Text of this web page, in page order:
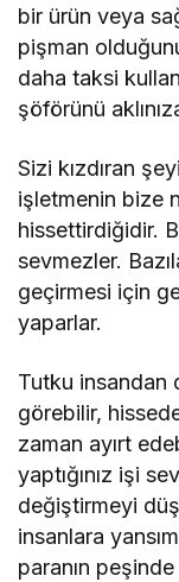
bir ürün veya
pişman
daha taksi
şöförünü
Sizi kızdıran
işletmenin bize
hissettirdiğidir.
sevmezler.
geçirmesi için
yaparlar.
Tutku insandan
görebilir,
zaman ayırt
yaptığınız işi
değiştirmeyi
insanlara
paranın peşinde